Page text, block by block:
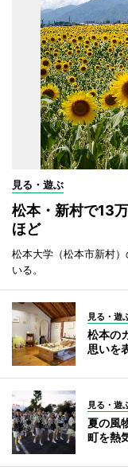
見る・遊ぶ
松本・新村で13
ほど
松本大学（松本市新村
いる。
見る・遊
松本の
思いを
見る・遊
夏の風
町を熱